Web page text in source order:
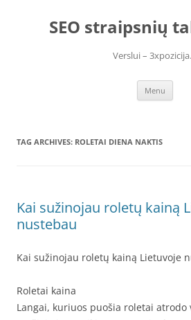
contentSEO straipsnių
Verslui –
Menu
TAG ARCHIVES: ROLETAI DIENA NAKTIS
Kai sužinojau roletų kainą
nustebau
Kai sužinojau roletų kainą Lietuvoje
Roletai kaina
Langai, kuriuos puošia roletai